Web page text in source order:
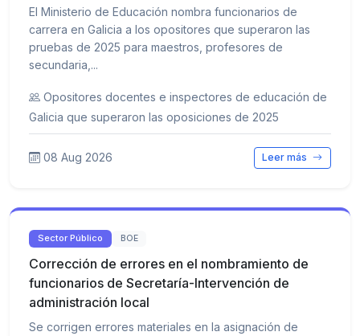
El Ministerio de Educación nombra funcionarios de
carrera en Galicia a los opositores que superaron las
pruebas de 2025 para maestros, profesores de
secundaria,...
Opositores docentes e inspectores de educación de
Galicia que superaron las oposiciones de 2025
08 Aug 2026 Leer más
Sector Público BOE
Corrección de errores en el nombramiento de
funcionarios de Secretaría-Intervención de
administración local
Se corrigen errores materiales en la asignación de